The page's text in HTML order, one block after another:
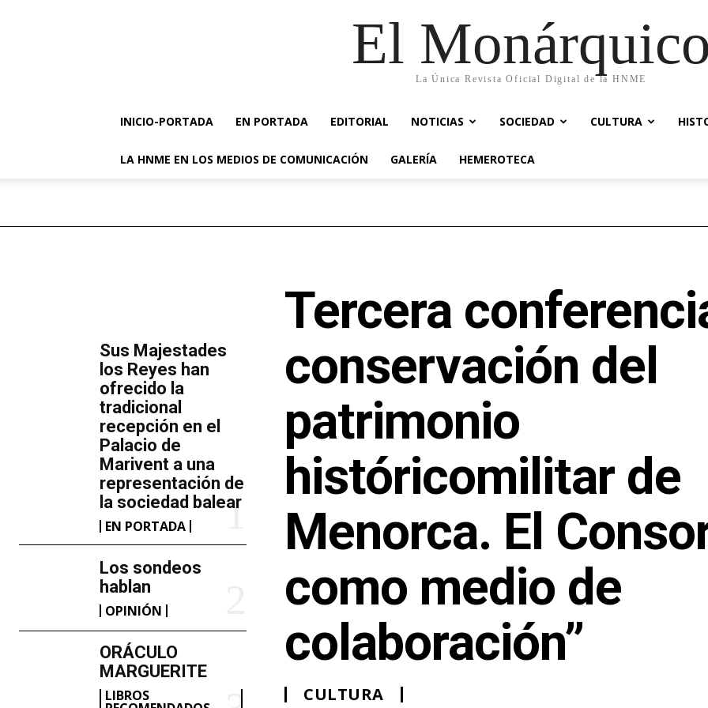
El
La Única Revista Oficial Digital de la HNME
INICIO-PORTADA EN PORTADA EDITORIAL NOTICIAS SOCIEDAD CULTURA
LA HNME EN LOS MEDIOS DE COMUNICACIÓN GALERÍA HEMEROTECA
​Sus Majestades
los Reyes han
ofrecido la
tradicional
recepción en el
Palacio de
Marivent​ a una
representación de
la sociedad balear
EN PORTADA
Los sondeos
hablan
OPINIÓN
ORÁCULO
MARGUERITE
LIBROS
Tercera
conservación del
patrimonio
históricomilitar de
Menorca. El
como medio de
colaboración”
CULTURA